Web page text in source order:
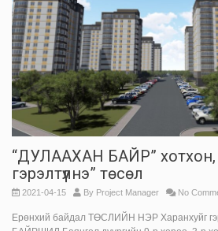
“ДУЛААХАН БАЙР” хотхон,
гэрэлтүүлнэ” төсөл
2021-04-15 By Project Manager No
Ерөнхий байдал ТӨСЛИЙН НЭР Харанхуйг